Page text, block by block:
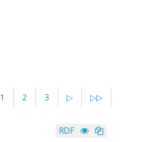
1 2 3 ▷ ▷▷
RDF